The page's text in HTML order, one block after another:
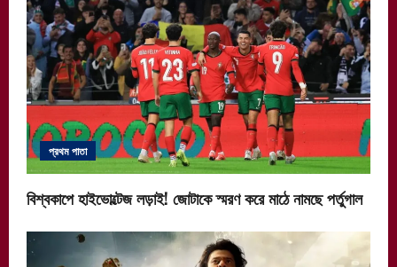
প্রথম পাতা
বিশ্বকাপে হাইভোল্টেজ লড়াই! জোটাকে স্মরণ করে মাঠে নামছে পর্তুগাল